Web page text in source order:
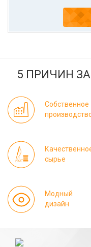
5 ПРИЧИН
Собственное
сырье
Модный
дизайн